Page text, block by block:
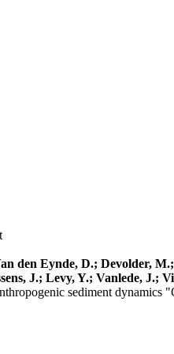
den Eynde, D.; Devolder,
J.; Levy, Y.; Vanlede, J.;
sediment